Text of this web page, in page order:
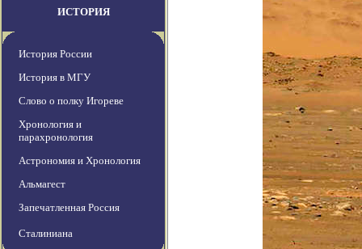
ИСТОРИЯ
История России
История в МГУ
Слово о полку Игореве
Хронология и
парахронология
Астрономия и Хронология
Альмагест
Запечатленная Россия
Сталиниана